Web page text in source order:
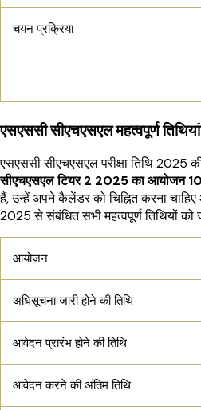
चयन प्रक्रिया
एसएससी सीएचएसएल महत्वपूर्ण
एसएससी सीएचएसएल परीक्षा तिथि 2025
सीएचएसएल टियर 2 2025 का आयोजन
हैं, उन्हें अपने कैलेंडर को चिह्नित करना
2025 से संबंधित सभी महत्वपूर्ण तिथियों
आयोजन
अधिसूचना जारी होने की तिथि
आवेदन प्रारंभ होने की तिथि
आवेदन करने की अंतिम तिथि